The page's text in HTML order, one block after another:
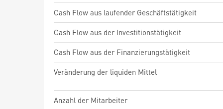
Cash Flow aus laufender Geschäftstätigkeit
Cash Flow aus der Investitionstätigkeit
Cash Flow aus der Finanzierungstätigkeit
Veränderung der liquiden Mittel
Anzahl der Mitarbeiter